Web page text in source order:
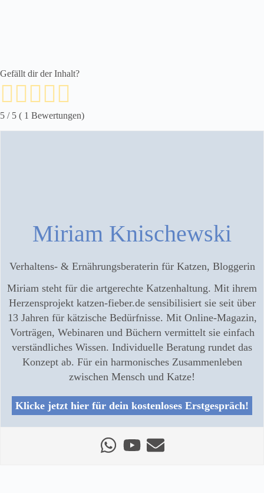
Gefällt dir der Inhalt?
5 / 5 ( 1 Bewertungen)
Miriam Knischewski
Verhaltens- & Ernährungsberaterin für Katzen, Bloggerin
Miriam steht für die artgerechte Katzenhaltung. Mit ihrem
Herzensprojekt katzen-fieber.de sensibilisiert sie seit über
13 Jahren für kätzische Bedürfnisse. Mit Online-Magazin,
Vorträgen, Webinaren und Büchern vermittelt sie einfach
verständliches Wissen. Individuelle Beratung rundet das
Konzept ab. Für ein harmonisches Zusammenleben
zwischen Mensch und Katze!
Klicke jetzt hier für dein kostenloses Erstgespräch!